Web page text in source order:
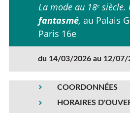
La mode au 18e siècle.
fantasmé, au Palais
Paris 16e
du 14/03/2026 au 12/07/
COORDONNÉES
HORAIRES